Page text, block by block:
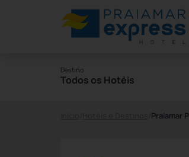
Destino
Todos os Hotéis
Praiamar